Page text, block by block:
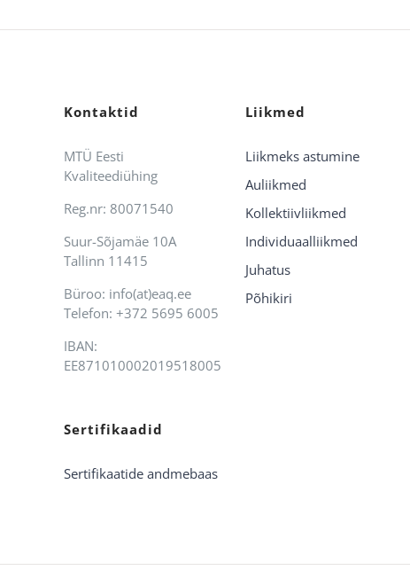
Kontaktid
MTÜ Eesti
Kvaliteediühing
Reg.nr: 80071540
Suur-Sõjamäe 10A
Tallinn 11415
Büroo: info(at)eaq.ee
Telefon: +372 5695 6005
IBAN:
EE871010002019518005
Sertifikaadid
Sertifikaatide andmebaas
Liikmed
Liikmeks astumine
Auliikmed
Kollektiivliikmed
Individuaalliikmed
Juhatus
Põhikiri